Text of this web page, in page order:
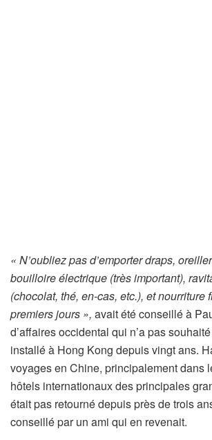
« N’oubliez pas d’emporter draps,
bouilloire électrique (très important),
(chocolat, thé, en-cas, etc.), et nourriture
premiers jours », avait été conseillé à
d’affaires occidental qui n’a pas
installé à Hong Kong depuis vingt ans.
voyages en Chine, principalement dans
hôtels internationaux des principales
était pas retourné depuis près de trois
conseillé par un ami qui en revenait.